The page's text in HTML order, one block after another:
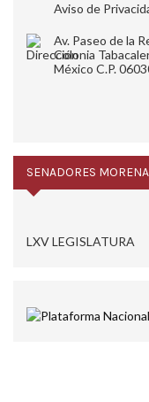
Aviso de
Av. Paseo de la
Colonia
México C.P.
SENADORES MORENA
LXV LEGISLATURA